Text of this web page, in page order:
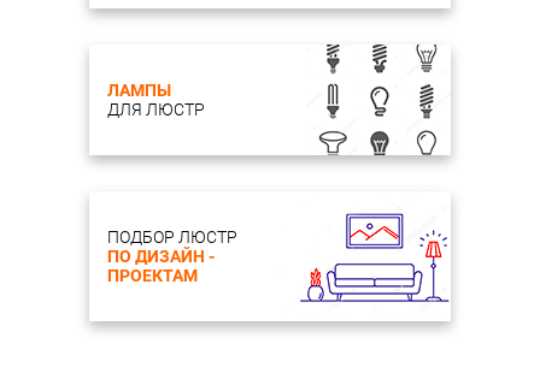
ЛАМПЫ
ДЛЯ ЛЮСТР
ПОДБОР ЛЮСТР
ПО ДИЗАЙН -
ПРОЕКТАМ